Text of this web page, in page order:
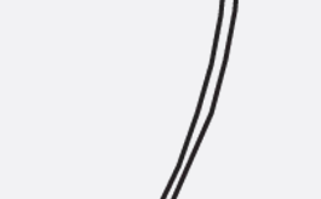
Rohrdurchführungen